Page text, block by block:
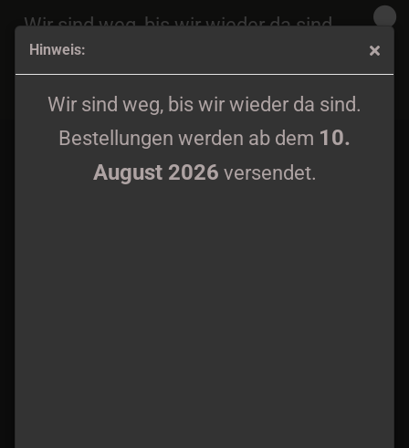
Hinweis:
Wir sind weg, bis wir wieder da sind.
Bestellungen werden ab dem 10.
August 2026 versendet.
Wir sind weg, bis wir wieder da sind.
Bestellungen werden ab dem
August 2026
versendet.